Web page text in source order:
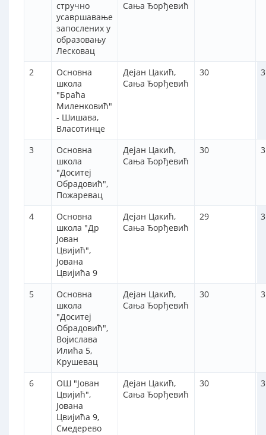
стручно
усавршавање
запослених у
образовању
Лесковац
Сања Ђорђевић
2
Основна
школа
"Браћа
Миленковић"
- Шишава,
Власотинце
Дејан Цакић,
Сања Ђорђевић
30
3
Основна
школа
"Доситеј
Обрадовић",
Пожаревац
Дејан Цакић,
Сања Ђорђевић
30
4
Основна
школа "Др
Јован
Цвијић",
Јована
Цвијића 9
Дејан Цакић,
Сања Ђорђевић
29
5
Основна
школа
"Доситеј
Обрадовић",
Војислава
Илића 5,
Крушевац
Дејан Цакић,
Сања Ђорђевић
30
6
ОШ "Јован
Цвијић",
Јована
Цвијића 9,
Смедерево
Дејан Цакић,
Сања Ђорђевић
30